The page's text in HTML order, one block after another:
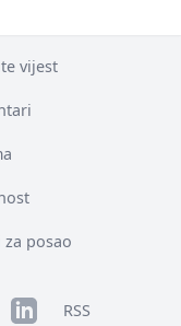
vijest
za posao
LinkedInRSS